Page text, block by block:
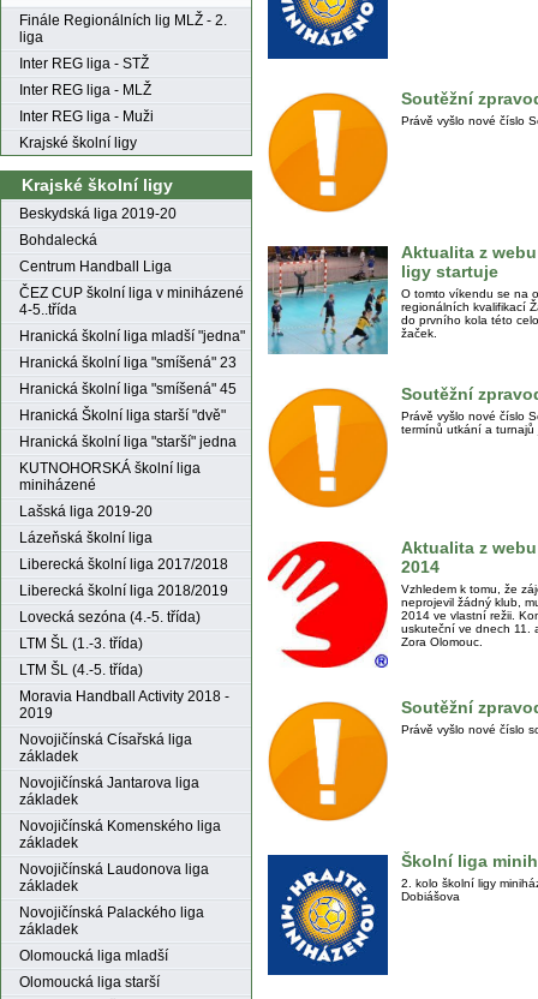
Finále Regionálních lig MLŽ - 2.
liga
Inter REG liga - STŽ
Inter REG liga - MLŽ
Inter REG liga - Muži
Krajské školní ligy
Krajské školní ligy
Beskydská liga 2019-20
Bohdalecká
Centrum Handball Liga
ČEZ CUP školní liga v miniházené
4-5..třída
Hranická školní liga mladší "jedna"
Hranická školní liga "smíšená" 23
Hranická školní liga "smíšená" 45
Hranická Školní liga starší "dvě"
Hranická školní liga "starší" jedna
KUTNOHORSKÁ školní liga
miniházené
Lašská liga 2019-20
Lázeňská školní liga
Liberecká školní liga 2017/2018
Liberecká školní liga 2018/2019
Lovecká sezóna (4.-5. třída)
LTM ŠL (1.-3. třída)
LTM ŠL (4.-5. třída)
Moravia Handball Activity 2018 -
2019
Novojičínská Císařská liga
základek
Novojičínská Jantarova liga
základek
Novojičínská Komenského liga
základek
Novojičínská Laudonova liga
základek
Novojičínská Palackého liga
základek
Olomoucká liga mladší
Olomoucká liga starší
Soutěžní
Právě vyšlo nové číslo
Aktualita z
ligy startuje
O tomto víkendu se na
regionálních kvalifikací
do prvního kola této
žaček.
Soutěžní
Právě vyšlo nové číslo
termínů utkání a turnajů
Aktualita z
2014
Vzhledem k tomu, že
neprojevil žádný klub,
2014 ve vlastní režii.
uskuteční ve dnech 11.
Zora Olomouc.
Soutěžní
Právě vyšlo nové číslo
Školní liga
2. kolo školní ligy
Dobiášova